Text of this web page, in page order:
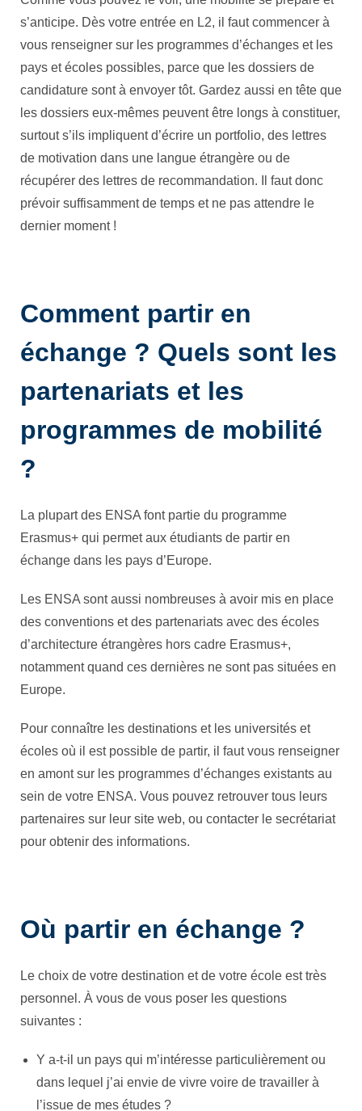
s’anticipe. Dès votre entrée en L2, il faut commencer à
vous renseigner sur les programmes d’échanges et les
pays et écoles possibles, parce que les dossiers de
candidature sont à envoyer tôt. Gardez aussi en tête que
les dossiers eux-mêmes peuvent être longs à constituer,
surtout s’ils impliquent d’écrire un portfolio, des lettres
de motivation dans une langue étrangère ou de
récupérer des lettres de recommandation. Il faut donc
prévoir suffisamment de temps et ne pas attendre le
dernier moment !
Comment partir en
échange ? Quels sont les
partenariats et les
programmes de mobilité
?
La plupart des ENSA font partie du programme
Erasmus+ qui permet aux étudiants de partir en
échange dans les pays d’Europe.
Les ENSA sont aussi nombreuses à avoir mis en place
des conventions et des partenariats avec des écoles
d’architecture étrangères hors cadre Erasmus+,
notamment quand ces dernières ne sont pas situées en
Europe.
Pour connaître les destinations et les universités et
écoles où il est possible de partir, il faut vous renseigner
en amont sur les programmes d’échanges existants au
sein de votre ENSA. Vous pouvez retrouver tous leurs
partenaires sur leur site web, ou contacter le secrétariat
pour obtenir des informations.
Où partir en échange ?
Le choix de votre destination et de votre école est très
personnel. À vous de vous poser les questions
suivantes :
Y a-t-il un pays qui m’intéresse particulièrement ou
dans lequel j’ai envie de vivre voire de travailler à
l’issue de mes études ?